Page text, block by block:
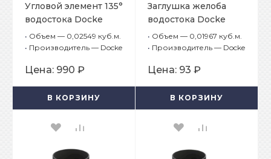
Угловой элемент 135°
водостока Docke
Premium Графит
• Объем — 0,02549 куб.м.
• Производитель — Docke
Цена: 990 ₽
В КОРЗИНУ
Заглушка желоба
водостока Docke
Premium Графит
• Объем — 0,01967 куб.м.
• Производитель — Docke
Цена: 93 ₽
В КОРЗИНУ